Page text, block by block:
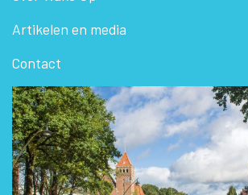
Artikelen en media
Contact